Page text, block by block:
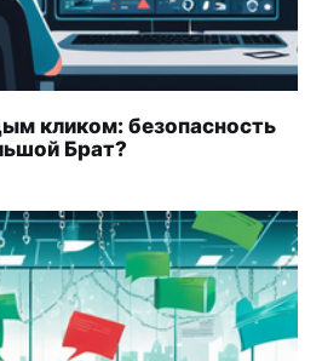
кликом: безопасность
Брат?